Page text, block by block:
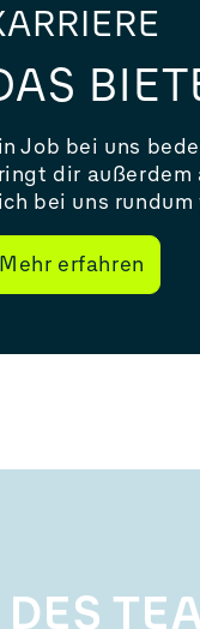
Job bei uns
dir außerdem
bei uns
Mehr erfahren